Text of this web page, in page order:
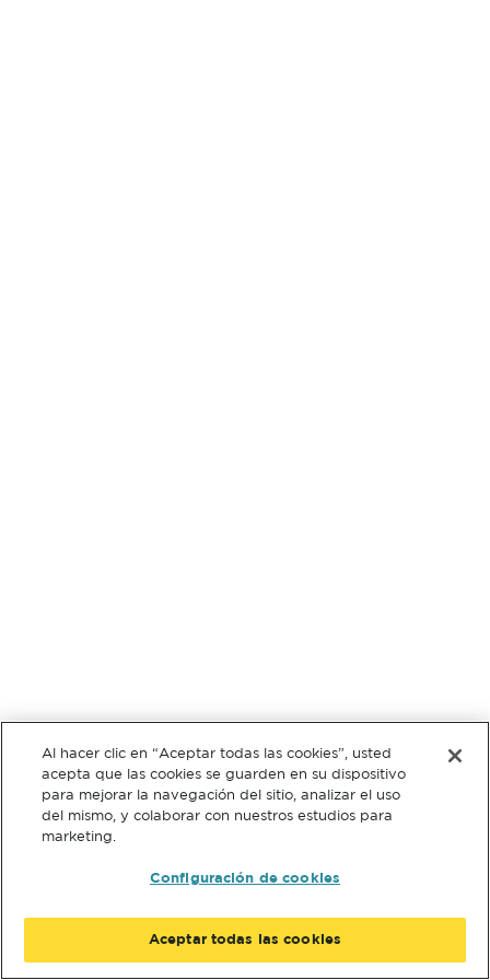
Al hacer clic en “Aceptar todas las cookies”, usted
acepta que las cookies se guarden en su dispositivo
para mejorar la navegación del sitio, analizar el uso
del mismo, y colaborar con nuestros estudios para
marketing.
Configuración de cookies
Aceptar todas las cookies